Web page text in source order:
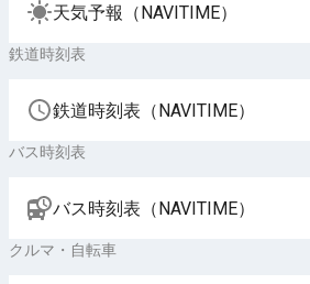
天気予報（NAVITIME）
鉄道時刻表
鉄道時刻表（NAVITIME）
バス時刻表
バス時刻表（NAVITIME）
クルマ・自転車